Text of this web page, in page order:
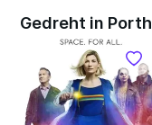
Gedreht in Porth